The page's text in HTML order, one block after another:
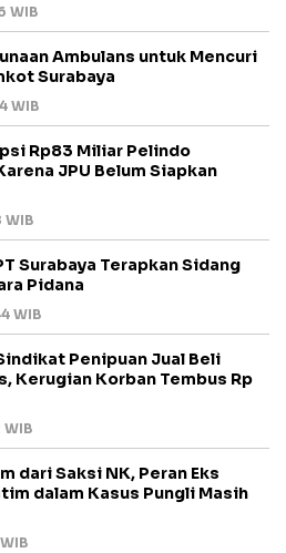
WIB
Ambulans untuk Mencuri
Surabaya
WIB
Rp83 Miliar Pelindo
JPU Belum Siapkan
WIB
Surabaya Terapkan Sidang
Pidana
WIB
Penipuan Jual Beli
Kerugian Korban Tembus Rp
dari Saksi NK, Peran Eks
dalam Kasus Pungli Masih